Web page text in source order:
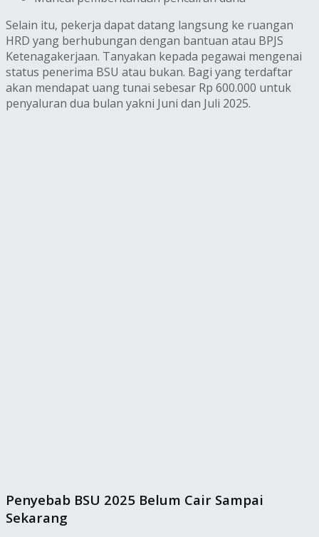
Selain itu, pekerja dapat datang langsung ke ruangan
HRD yang berhubungan dengan bantuan atau BPJS
Ketenagakerjaan. Tanyakan kepada pegawai mengenai
status penerima BSU atau bukan. Bagi yang terdaftar
akan mendapat uang tunai sebesar Rp 600.000 untuk
penyaluran dua bulan yakni Juni dan Juli 2025.
Penyebab BSU 2025 Belum Cair Sampai
Sekarang